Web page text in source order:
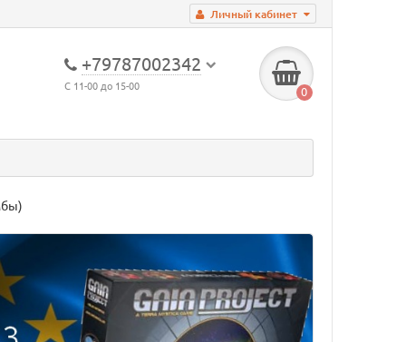
Личный кабинет
+79787002342
С 11-00 до 15-00 0